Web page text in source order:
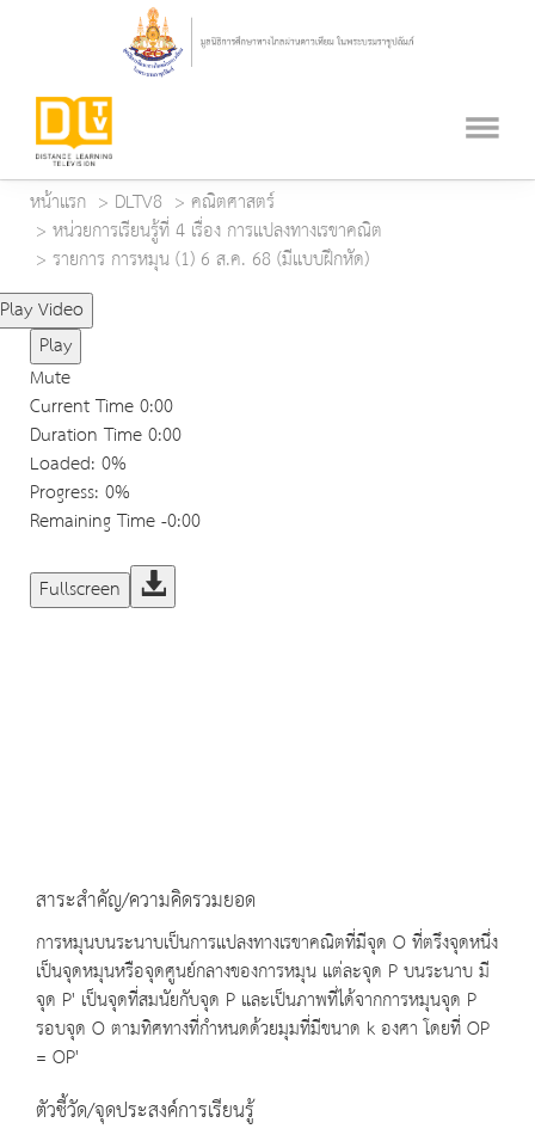
หน้าแรก DLTV8
คณิตศาสตร์
หน่วยการเรียนรู้ที่ 4 เรื่อง การแปลงทางเรขาคณิต
รายการ การหมุน (1) 6 ส.ค. 68 (มีแบบฝึกหัด)
Play Video
Play
Mute
Current Time0:00
Duration Time0:00
Loaded: 0%
Progress: 0%
Remaining Time-0:00
Fullscreen
สาระสำคัญ/ความคิดรวมยอด
การหมุนบนระนาบเป็นการแปลงทางเรขาคณิตที่มีจุด O ที่ตรึงจุดหนึ่ง
เป็นจุดหมุนหรือจุดศูนย์กลางของการหมุน แต่ละจุด P บนระนาบ มี
จุด P' เป็นจุดที่สมนัยกับจุด P และเป็นภาพที่ได้จากการหมุนจุด P
รอบจุด O ตามทิศทางที่กำหนดด้วยมุมที่มีขนาด k องศา โดยที่ OP
= OP'
ตัวชี้วัด/จุดประสงค์การเรียนรู้